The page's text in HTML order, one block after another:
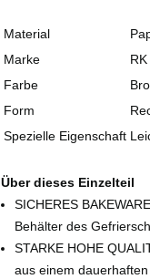
Material
Marke
Farbe
Form
Spezielle Eigenschaft
Über dieses Einzelteil
SICHERES
Behälter des
STARKE HOHE
aus einem